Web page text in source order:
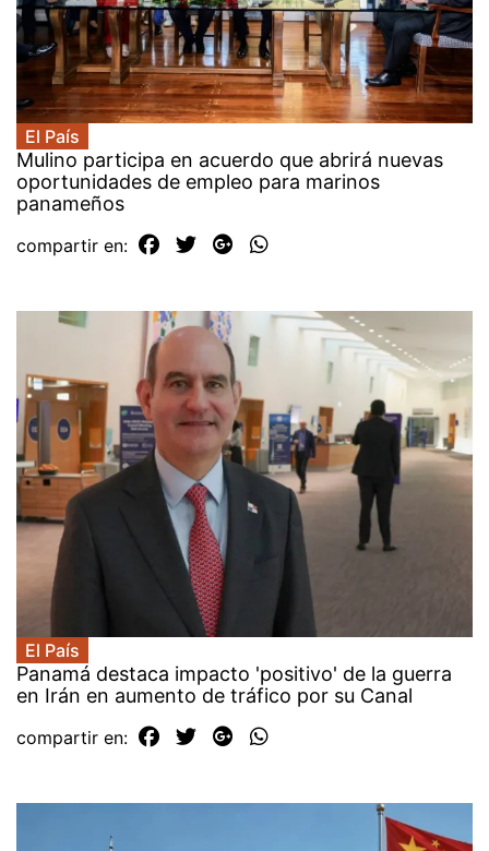
El País
Mulino participa en acuerdo que abrirá nuevas
oportunidades de empleo para marinos
panameños
compartir en:
El País
Panamá destaca impacto 'positivo' de la guerra
en Irán en aumento de tráfico por su Canal
compartir en: